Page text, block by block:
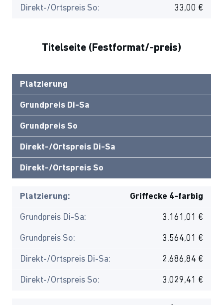
Direkt-/Ortspreis So: 33,00 €
Titelseite (Festformat/-preis)
Platzierung
Grundpreis Di-Sa
Grundpreis So
Direkt-/Ortspreis Di-Sa
Direkt-/Ortspreis So
Platzierung: Griffecke 4-farbig
Grundpreis Di-Sa: 3.161,01 €
Grundpreis So: 3.564,01 €
Direkt-/Ortspreis Di-Sa: 2.686,84 €
Direkt-/Ortspreis So: 3.029,41 €